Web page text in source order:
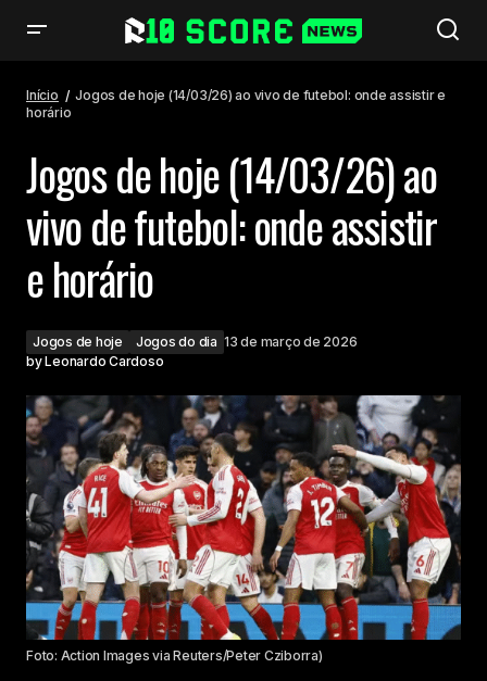
Início
Jogos de hoje (14/03/26) ao vivo de futebol: onde assistir e
horário
Jogos de hoje (14/03/26) ao
vivo de futebol: onde assistir
e horário
Jogos de hoje Jogos do dia 13 de março de 2026
byLeonardo Cardoso
Foto: Action Images via Reuters/Peter Cziborra)